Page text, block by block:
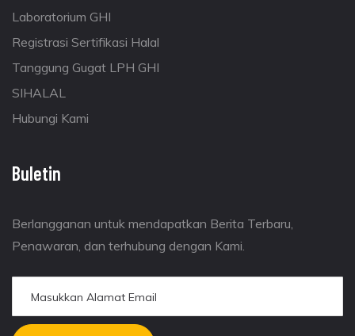
Laboratorium GHI
Registrasi Sertifikasi Halal
Tanggung Gugat LPH GHI
SIHALAL
Hubungi Kami
Buletin
Berlangganan untuk mendapatkan Berita Terbaru,
Penawaran, dan terhubung dengan Kami.